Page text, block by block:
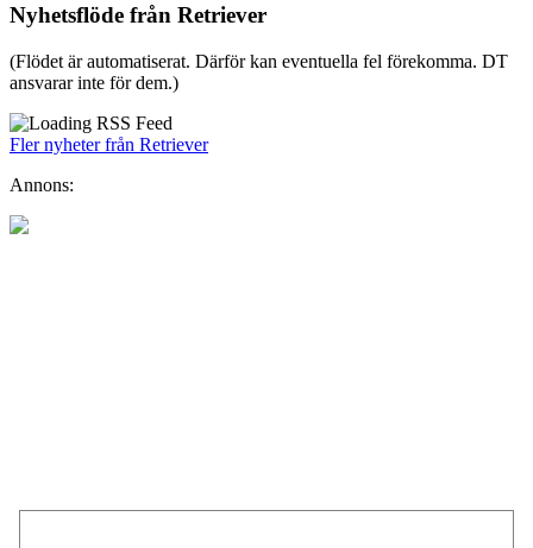
Nyhetsflöde från Retriever
(Flödet är automatiserat. Därför kan eventuella fel förekomma. DT
ansvarar inte för dem.)
Fler nyheter från Retriever
Annons: